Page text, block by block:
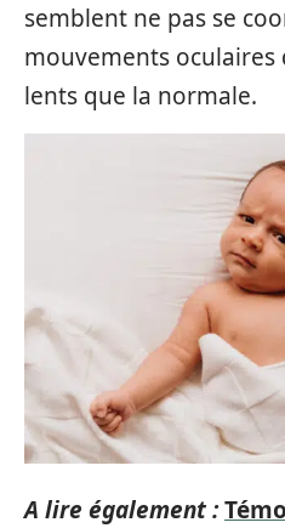
semblent ne pas se
mouvements
lents que la normale.
A lire également :